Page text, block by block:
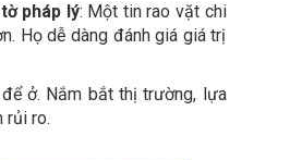
pháp lý: Một tin rao vặt chi
Họ dễ dàng đánh giá giá trị
ở. Nắm bắt thị trường, lựa
rủi ro.